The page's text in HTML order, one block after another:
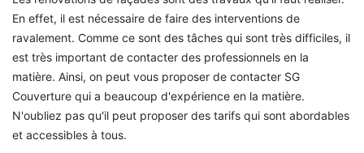
En effet, il est nécessaire de faire des interventions de
ravalement. Comme ce sont des tâches qui sont très difficiles, il
est très important de contacter des professionnels en la
matière. Ainsi, on peut vous proposer de contacter SG
Couverture qui a beaucoup d'expérience en la matière.
N'oubliez pas qu'il peut proposer des tarifs qui sont abordables
et accessibles à tous.